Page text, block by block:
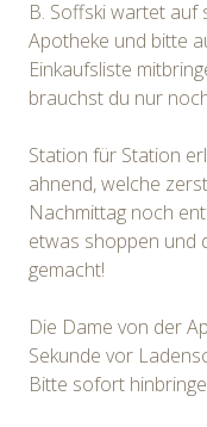
B. Soffski wartet auf
Apotheke und bitte
Einkaufsliste
brauchst du nur
Station für Station
ahnend, welche
Nachmittag noch
etwas shoppen und
gemacht!
Die Dame von der
Sekunde vor
Bitte sofort